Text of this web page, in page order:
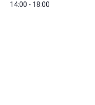
14:00 - 18:00